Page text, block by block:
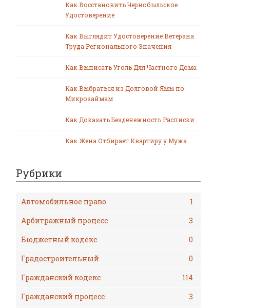
Как Восстановить Чернобыльское
Удостоверение
Как Выглядит Удостоверение Ветерана
Труда Регионального Значения
Как Выписать Уголь Для Частного Дома
Как Выбраться из Долговой Ямы по
Микрозаймам
Как Доказать Безденежность Расписки
Как Жена Отбирает Квартиру у Мужа
Рубрики
Автомобильное право
1
Арбитражный процесс
3
Бюджетный кодекс
0
Градостроительный
0
Гражданский кодекс
114
Гражданский процесс
3